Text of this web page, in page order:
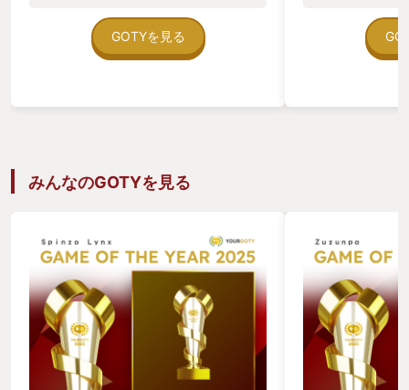
なに！？ となる様な展開。（ネタバレに
なるので内容は伏せます。） 続きが気に
なるー！Androidスマホでは続編が見つ
にも良かったところは、話が進む事にUI
の改善が見られて操作しやすくなってい
匂わす様な締めくくり…。これはもう待
望してますと、作者さんに言いたいで
す。是非作って欲しい! そんな手軽なの
に奥深い作品でした。 そしてこの作品を
キッカケに、ゲーム欲がムクムクと湧き
上がりまして、育児の合間にゲームをす
る時間を作るようになりました。 それが
ストレス発散にもなり、自分にとっても
いい結果になりました。 ゲームをまた始
GOTYを見る
らぬ間に1つの
そんな凄いゲー
まらないやめら
みんなのGOTYを見る